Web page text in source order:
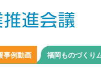
事例動画 福岡ものづくり